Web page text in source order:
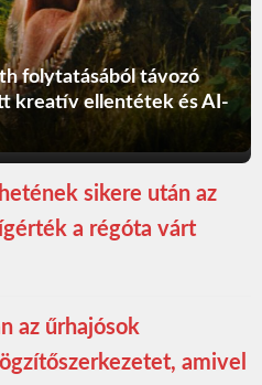
folytatásából távozó
kreatív ellentétek és AI-
sikere után az
a régóta várt
az űrhajósok
amivel